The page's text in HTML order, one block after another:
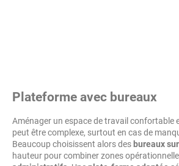
Plateforme avec bureaux
Aménager un espace de travail confortable
peut être complexe, surtout en cas de
Beaucoup choisissent alors des bureaux
hauteur pour combiner zones